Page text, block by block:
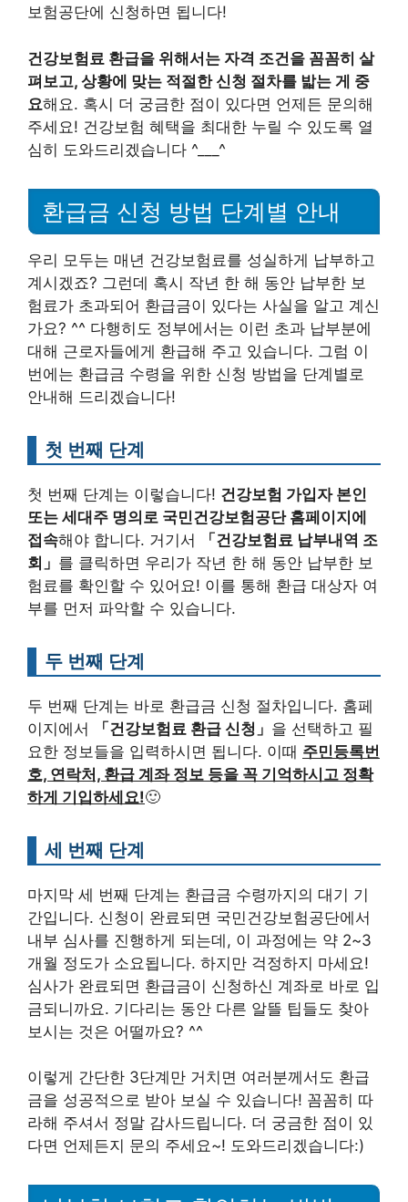
보험공단에 신청하면 됩니다!
건강보험료 환급을 위해서는 자격 조건을 꼼꼼히 살
펴보고, 상황에 맞는 적절한 신청 절차를 밟는 게 중
요해요. 혹시 더 궁금한 점이 있다면 언제든 문의해
주세요! 건강보험 혜택을 최대한 누릴 수 있도록 열
심히 도와드리겠습니다 ^___^
환급금 신청 방법 단계별 안내
우리 모두는 매년 건강보험료를 성실하게 납부하고
계시겠죠? 그런데 혹시 작년 한 해 동안 납부한 보
험료가 초과되어 환급금이 있다는 사실을 알고 계신
가요? ^^ 다행히도 정부에서는 이런 초과 납부분에
대해 근로자들에게 환급해 주고 있습니다. 그럼 이
번에는 환급금 수령을 위한 신청 방법을 단계별로
안내해 드리겠습니다!
첫 번째 단계
첫 번째 단계는 이렇습니다! 건강보험 가입자 본인
또는 세대주 명의로 국민건강보험공단 홈페이지에
접속해야 합니다. 거기서
「건강보험료 납부내역 조
회」 를 클릭하면 우리가 작년 한 해 동안 납부한 보
험료를 확인할 수 있어요! 이를 통해 환급 대상자 여
부를 먼저 파악할 수 있습니다.
두 번째 단계
두 번째 단계는 바로 환급금 신청 절차입니다. 홈페
이지에서
「건강보험료 환급 신청」 을 선택하고 필
요한 정보들을 입력하시면 됩니다. 이때 주민등록번
호, 연락처, 환급 계좌 정보 등을 꼭 기억하시고 정확
하게 기입하세요!🙂
세 번째 단계
마지막 세 번째 단계는 환급금 수령까지의 대기 기
간입니다. 신청이 완료되면 국민건강보험공단에서
내부 심사를 진행하게 되는데, 이 과정에는 약 2~3
개월 정도가 소요됩니다. 하지만 걱정하지 마세요!
심사가 완료되면 환급금이 신청하신 계좌로 바로 입
금되니까요. 기다리는 동안 다른 알뜰 팁들도 찾아
보시는 것은 어떨까요? ^^
이렇게 간단한 3단계만 거치면 여러분께서도 환급
금을 성공적으로 받아 보실 수 있습니다! 꼼꼼히 따
라해 주셔서 정말 감사드립니다. 더 궁금한 점이 있
다면 언제든지 문의 주세요~! 도와드리겠습니다:)